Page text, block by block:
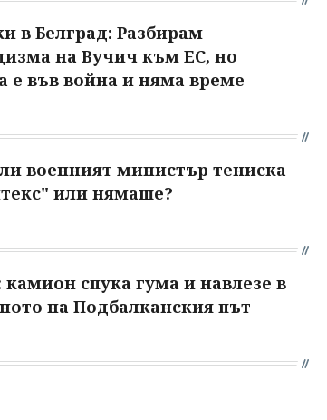
в Белград: Разбирам
на Вучич към ЕС, но
е във война и няма време
военният министър тениска
или нямаше?
камион спука гума и навлезе в
на Подбалканския път